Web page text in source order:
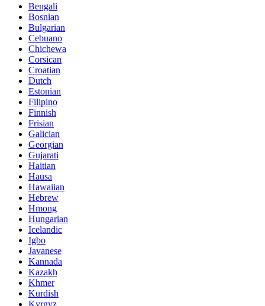
Bengali
Bosnian
Bulgarian
Cebuano
Chichewa
Corsican
Croatian
Dutch
Estonian
Filipino
Finnish
Frisian
Galician
Georgian
Gujarati
Haitian
Hausa
Hawaiian
Hebrew
Hmong
Hungarian
Icelandic
Igbo
Javanese
Kannada
Kazakh
Khmer
Kurdish
Kyrgyz